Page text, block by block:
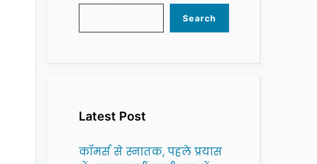
Search
Latest Post
कॉमर्स से स्नातक, पहले प्रयास